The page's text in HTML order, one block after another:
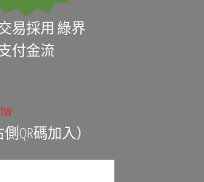
易採用 綠界
付金流
側QR碼加入）